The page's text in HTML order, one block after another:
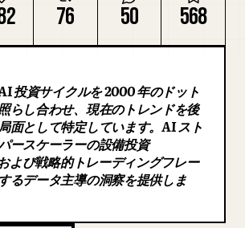
76 50 568
投資サイクルを 2000 年のドット
らし合わせ、現在のトレンドを後
面として特定しています。AI スト
ースケーラーの設備投資
よび戦略的トレーディングフレー
るデータ主導の洞察を提供しま